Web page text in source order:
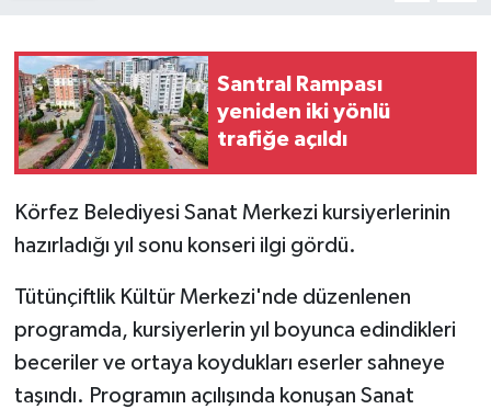
Santral Rampası
yeniden iki yönlü
trafiğe açıldı
Körfez Belediyesi Sanat Merkezi kursiyerlerinin
hazırladığı yıl sonu konseri ilgi gördü.
Tütünçiftlik Kültür Merkezi'nde düzenlenen
programda, kursiyerlerin yıl boyunca edindikleri
beceriler ve ortaya koydukları eserler sahneye
taşındı. Programın açılışında konuşan Sanat